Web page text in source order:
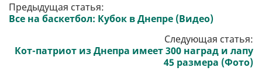
Предыдущая статья:
Все на баскетбол: Кубок в Днепре (Видео)
Следующая статья:
Кот-патриот из Днепра имеет 300 наград и лапу
45 размера (Фото)